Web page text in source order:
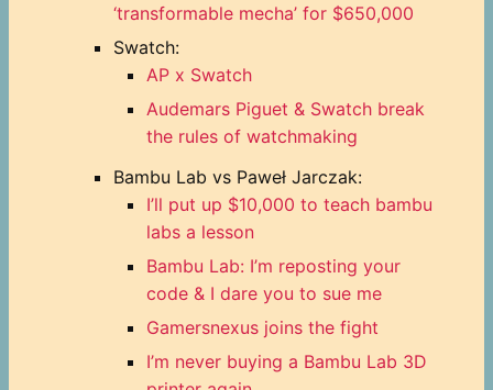
‘transformable mecha’ for $650,000
Swatch:
AP x Swatch
Audemars Piguet & Swatch break
the rules of watchmaking
Bambu Lab vs Paweł Jarczak:
I’ll put up $10,000 to teach bambu
labs a lesson
Bambu Lab: I’m reposting your
code & I dare you to sue me
Gamersnexus joins the fight
I’m never buying a Bambu Lab 3D